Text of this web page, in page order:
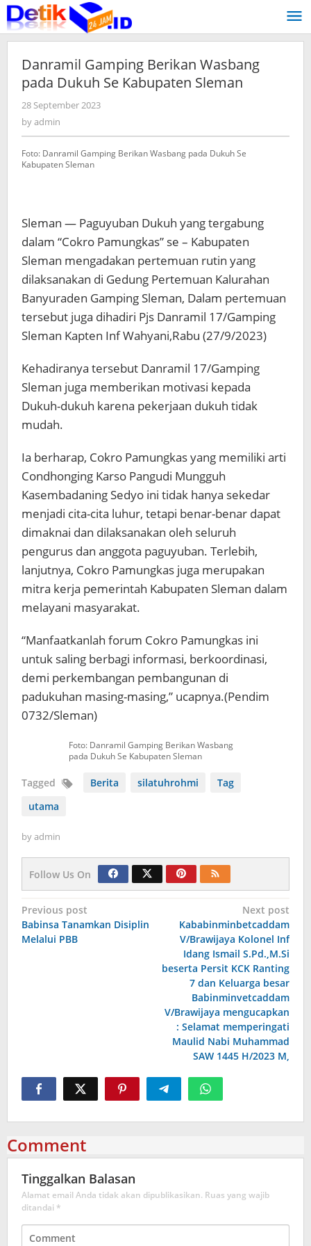
Skip
to
content
Danramil Gamping Berikan Wasbang
pada Dukuh Se Kabupaten Sleman
28 September 2023
byadmin
Foto: Danramil Gamping Berikan Wasbang pada Dukuh Se
Kabupaten Sleman
Sleman — Paguyuban Dukuh yang tergabung
dalam “Cokro Pamungkas” se – Kabupaten
Sleman mengadakan pertemuan rutin yang
dilaksanakan di Gedung Pertemuan Kalurahan
Banyuraden Gamping Sleman, Dalam pertemuan
tersebut juga dihadiri Pjs Danramil 17/Gamping
Sleman Kapten Inf Wahyani,Rabu (27/9/2023)
Kehadiranya tersebut Danramil 17/Gamping
Sleman juga memberikan motivasi kepada
Dukuh-dukuh karena pekerjaan dukuh tidak
mudah.
Ia berharap, Cokro Pamungkas yang memiliki arti
Condhonging Karso Pangudi Mungguh
Kasembadaning Sedyo ini tidak hanya sekedar
menjadi cita-cita luhur, tetapi benar-benar dapat
dimaknai dan dilaksanakan oleh seluruh
pengurus dan anggota paguyuban. Terlebih,
lanjutnya, Cokro Pamungkas juga merupakan
mitra kerja pemerintah Kabupaten Sleman dalam
melayani masyarakat.
“Manfaatkanlah forum Cokro Pamungkas ini
untuk saling berbagi informasi, berkoordinasi,
demi perkembangan pembangunan di
padukuhan masing-masing,” ucapnya.(Pendim
0732/Sleman)
Foto: Danramil Gamping Berikan Wasbang
pada Dukuh Se Kabupaten Sleman
Tagged Berita silatuhrohmi
Tag
utama
byadmin
Follow Us On
Navigasi
pos
Previous post
Babinsa Tanamkan Disiplin
Melalui PBB
Next post
Kababinminbetcaddam
V/Brawijaya Kolonel Inf
Idang Ismail S.Pd.,M.Si
beserta Persit KCK Ranting
7 dan Keluarga besar
Babinminvetcaddam
V/Brawijaya mengucapkan
: Selamat memperingati
Maulid Nabi Muhammad
SAW 1445 H/2023 M,
Comment
Tinggalkan Balasan
Alamat email Anda tidak akan dipublikasikan. Ruas yang wajib
ditandai *